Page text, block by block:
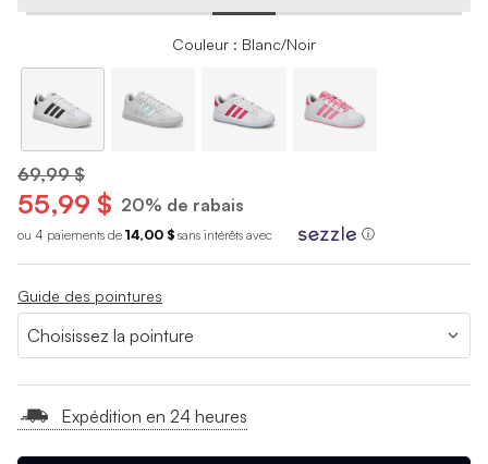
Couleur : Blanc/Noir
69,99 $
55,99 $ 20% de rabais
ou 4 paiements de 14,00 $ sans intérêts avec ⓘ
Guide des pointures
Expédition en 24 heures